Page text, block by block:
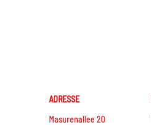
ADRESSE
Masurenallee 20